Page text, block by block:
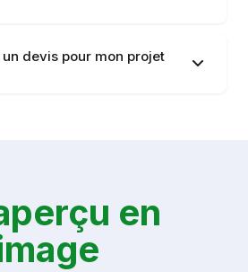
devis pour mon projet
en